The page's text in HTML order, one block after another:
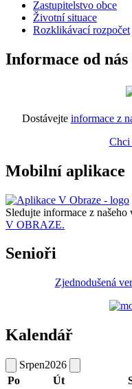
Zastupitelstvo obce
Životní situace
Rozklikávací rozpočet
Informace od nás
Dostávejte informace z
Chci
Mobilní aplikace
Sledujte informace z našeho
V OBRAZE.
Senioři
Zjednodušená
Kalendář
Srpen2026
Po
Út